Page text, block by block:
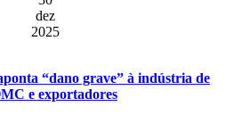
dez
2025
“dano grave” à indústria de
e exportadores